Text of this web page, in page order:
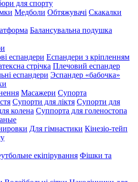
для спорту
Медболи Обтяжувачі Скакалки
Балансувальна подушка
еспандери Еспандери з кріпленням
стрічка Плечовий еспандер
еспандери Эспандер «бабочка»
Масажери Супорта
Супорти для ліктя Супорти для
колена Суппорта для голеностопа
Для гімнастики Кінезіо-тейп
екіпірування Фішки та